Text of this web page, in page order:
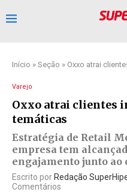
Início » Seção » Oxxo atrai
Varejo
Oxxo atrai clientes
temáticas
Estratégia de Retail
empresa tem
engajamento junto ao
Escrito porRedação
Comentários